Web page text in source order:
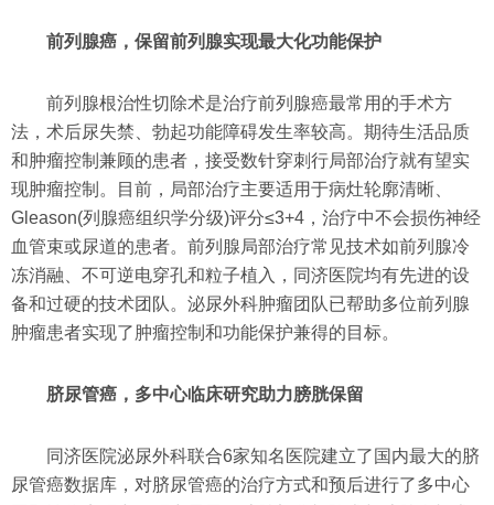
前列腺癌，保留前列腺实现最大化功能保护
前列腺根治性切除术是治疗前列腺癌最常用的手术方
法，术后尿失禁、勃起功能障碍发生率较高。期待生活品质
和肿瘤控制兼顾的患者，接受数针穿刺行局部治疗就有望实
现肿瘤控制。目前，局部治疗主要适用于病灶轮廓清晰、
Gleason(列腺癌组织学分级)评分≤3+4，治疗中不会损伤神经
血管束或尿道的患者。前列腺局部治疗常见技术如前列腺冷
冻消融、不可逆电穿孔和粒子植入，同济医院均有先进的设
备和过硬的技术团队。泌尿外科肿瘤团队已帮助多位前列腺
肿瘤患者实现了肿瘤控制和功能保护兼得的目标。
脐尿管癌，多中心临床研究助力膀胱保留
同济医院泌尿外科联合6家知名医院建立了国内最大的脐
尿管癌数据库，对脐尿管癌的治疗方式和预后进行了多中心